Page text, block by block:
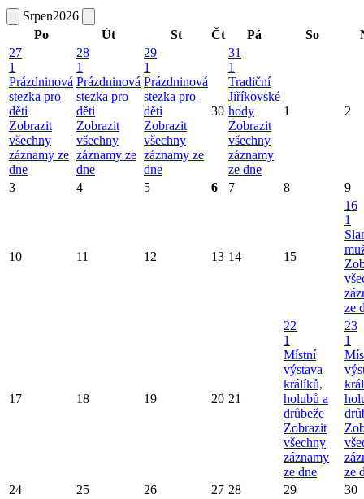
Srpen2026
Po
Út St Čt Pá So
27
1
Prázdninová
stezka pro
děti
Zobrazit
všechny
záznamy ze
dne
28
1
Prázdninová
stezka pro
děti
Zobrazit
všechny
záznamy ze
dne
29
1
Prázdninová
stezka pro
děti
Zobrazit
všechny
záznamy ze
dne
30
31
1
Tradiční
Jiříkovské
hody
Zobrazit
všechny
záznamy
ze dne
1 2
3 4 5 6 7 8 9
10 11 12 13 14 15
16
1
ze
17 18 19 20 21
22
1
Místní
výstava
králíků,
holubů a
drůbeže
Zobrazit
všechny
záznamy
ze dne
23
1
ze
24
25 26 27 28 29 30